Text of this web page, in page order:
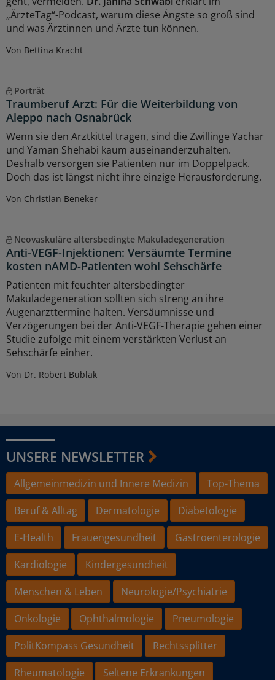
„ÄrzteTag“-Podcast, warum diese Ängste so groß sind
und was Ärztinnen und Ärzte tun können.
Von Bettina Kracht
Porträt
Traumberuf Arzt: Für die Weiterbildung von
Aleppo nach Osnabrück
Wenn sie den Arztkittel tragen, sind die Zwillinge Yachar
und Yaman Shehabi kaum auseinanderzuhalten.
Deshalb versorgen sie Patienten nur im Doppelpack.
Doch das ist längst nicht ihre einzige Herausforderung.
Von Christian Beneker
Neovaskuläre altersbedingte Makuladegeneration
Anti-VEGF-Injektionen: Versäumte Termine
kosten nAMD-Patienten wohl Sehschärfe
Patienten mit feuchter altersbedingter
Makuladegeneration sollten sich streng an ihre
Augenarzttermine halten. Versäumnisse und
Verzögerungen bei der Anti-VEGF-Therapie gehen einer
Studie zufolge mit einem verstärkten Verlust an
Sehschärfe einher.
Von Dr. Robert Bublak
UNSERE NEWSLETTER
Allgemeinmedizin und Innere Medizin
Top-Thema
Beruf & Alltag
Dermatologie
Diabetologie
E-Health
Frauengesundheit
Gastroenterologie
Kardiologie
Kindergesundheit
Menschen & Leben
Neurologie/Psychiatrie
Onkologie
Ophthalmologie
Pneumologie
PolitKompass Gesundheit
Rechtssplitter
Rheumatologie
Seltene Erkrankungen